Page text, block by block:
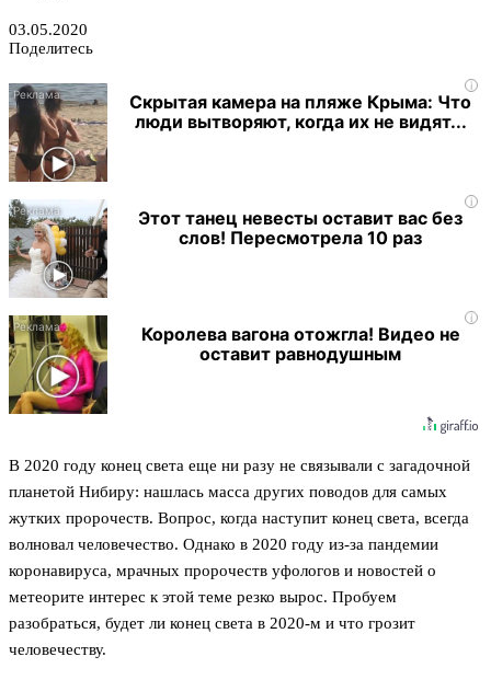
03.05.2020
Поделитесь
i
Скрытая камера на пляже Крыма: Что
люди вытворяют, когда их не видят...
i
Этот танец невесты оставит вас без
слов! Пересмотрела 10 раз
i
Королева вагона отожгла! Видео не
оставит равнодушным
В 2020 году конец света еще ни разу не связывали с загадочной
планетой Нибиру: нашлась масса других поводов для самых
жутких пророчеств. Вопрос, когда наступит конец света, всегда
волновал человечество. Однако в 2020 году из-за пандемии
коронавируса, мрачных пророчеств уфологов и новостей о
метеорите интерес к этой теме резко вырос. Пробуем
разобраться, будет ли конец света в 2020-м и что грозит
человечеству.